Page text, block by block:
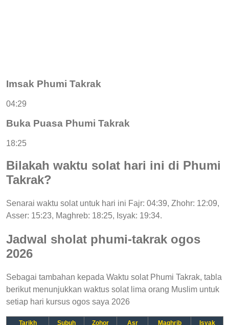
Imsak Phumi Takrak
04:29
Buka Puasa Phumi Takrak
18:25
Bilakah waktu solat hari ini di Phumi
Takrak?
Senarai waktu solat untuk hari ini Fajr: 04:39, Zhohr: 12:09,
Asser: 15:23, Maghreb: 18:25, Isyak: 19:34.
Jadwal sholat phumi-takrak ogos
2026
Sebagai tambahan kepada Waktu solat Phumi Takrak, tabla
berikut menunjukkan waktus solat lima orang Muslim untuk
setiap hari kursus ogos saya 2026
Tarikh Subuh Zohor Asr Maghrib
Isyak